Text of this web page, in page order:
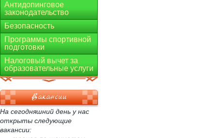
Антидопинговое
законодательство
Безопасность
Программы спортивной
подготовки
Налоговый вычет за
образовательные услуги
Вакансии
На сегодняшний день у нас
открыты следующие
вакансии: